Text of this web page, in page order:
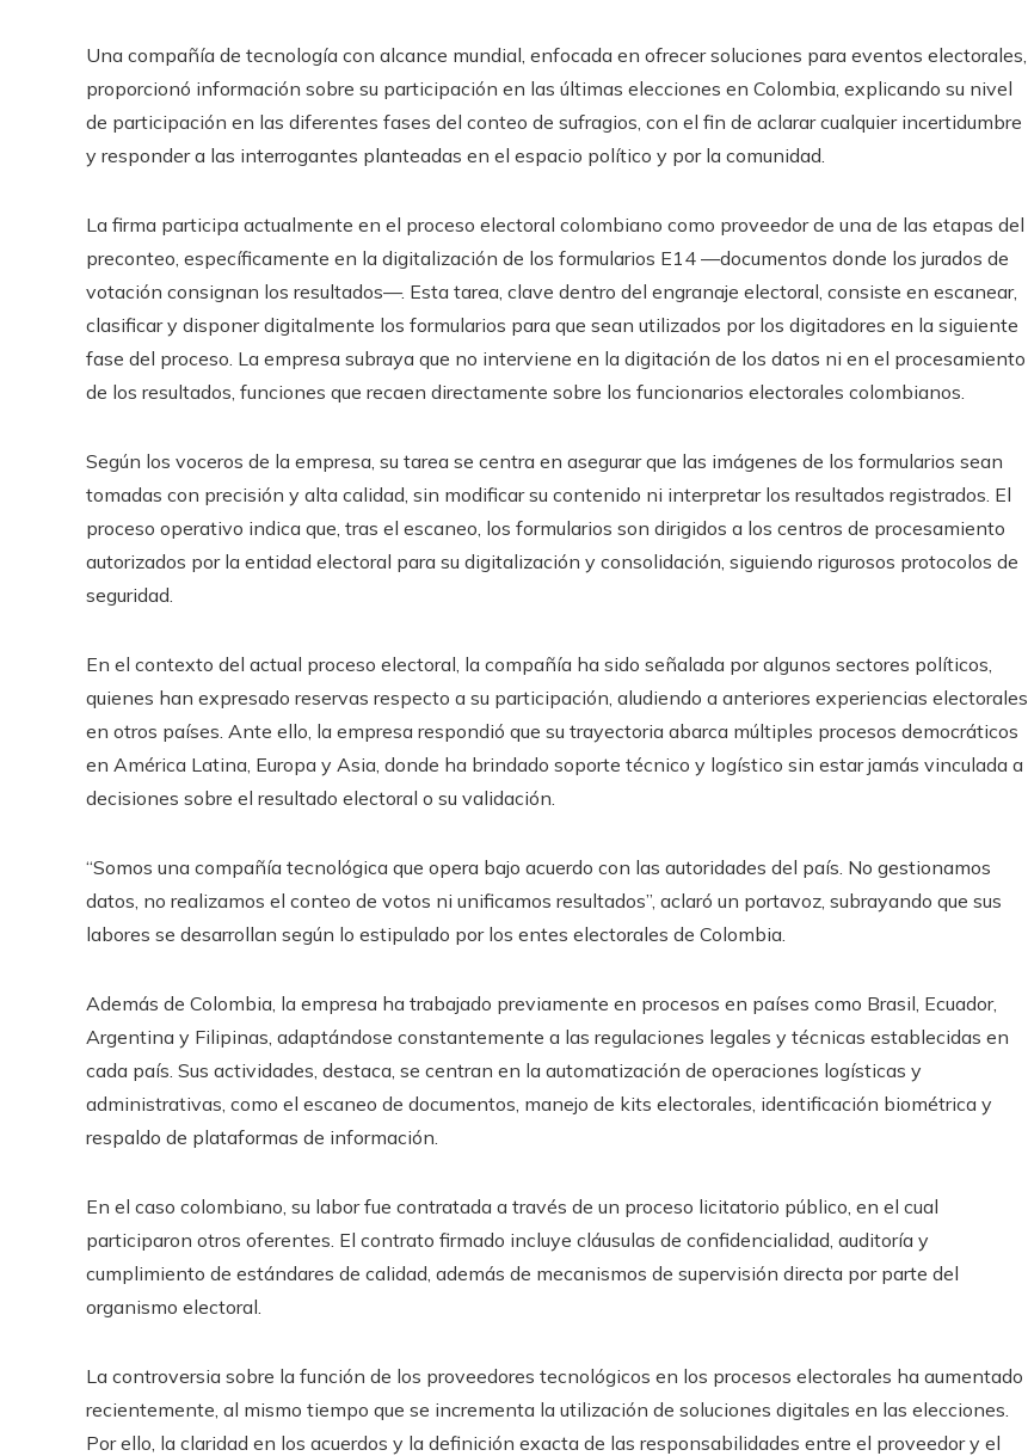
Una compañía de tecnología con alcance mundial, enfocada en ofrecer soluciones para eventos electorales,
proporcionó información sobre su participación en las últimas elecciones en Colombia, explicando su nivel
de participación en las diferentes fases del conteo de sufragios, con el fin de aclarar cualquier incertidumbre
y responder a las interrogantes planteadas en el espacio político y por la comunidad.
La firma participa actualmente en el proceso electoral colombiano como proveedor de una de las etapas del
preconteo, específicamente en la digitalización de los formularios E14 —documentos donde los jurados de
votación consignan los resultados—. Esta tarea, clave dentro del engranaje electoral, consiste en escanear,
clasificar y disponer digitalmente los formularios para que sean utilizados por los digitadores en la siguiente
fase del proceso. La empresa subraya que no interviene en la digitación de los datos ni en el procesamiento
de los resultados, funciones que recaen directamente sobre los funcionarios electorales colombianos.
Según los voceros de la empresa, su tarea se centra en asegurar que las imágenes de los formularios sean
tomadas con precisión y alta calidad, sin modificar su contenido ni interpretar los resultados registrados. El
proceso operativo indica que, tras el escaneo, los formularios son dirigidos a los centros de procesamiento
autorizados por la entidad electoral para su digitalización y consolidación, siguiendo rigurosos protocolos de
seguridad.
En el contexto del actual proceso electoral, la compañía ha sido señalada por algunos sectores políticos,
quienes han expresado reservas respecto a su participación, aludiendo a anteriores experiencias electorales
en otros países. Ante ello, la empresa respondió que su trayectoria abarca múltiples procesos democráticos
en América Latina, Europa y Asia, donde ha brindado soporte técnico y logístico sin estar jamás vinculada a
decisiones sobre el resultado electoral o su validación.
“Somos una compañía tecnológica que opera bajo acuerdo con las autoridades del país. No gestionamos
datos, no realizamos el conteo de votos ni unificamos resultados”, aclaró un portavoz, subrayando que sus
labores se desarrollan según lo estipulado por los entes electorales de Colombia.
Además de Colombia, la empresa ha trabajado previamente en procesos en países como Brasil, Ecuador,
Argentina y Filipinas, adaptándose constantemente a las regulaciones legales y técnicas establecidas en
cada país. Sus actividades, destaca, se centran en la automatización de operaciones logísticas y
administrativas, como el escaneo de documentos, manejo de kits electorales, identificación biométrica y
respaldo de plataformas de información.
En el caso colombiano, su labor fue contratada a través de un proceso licitatorio público, en el cual
participaron otros oferentes. El contrato firmado incluye cláusulas de confidencialidad, auditoría y
cumplimiento de estándares de calidad, además de mecanismos de supervisión directa por parte del
organismo electoral.
La controversia sobre la función de los proveedores tecnológicos en los procesos electorales ha aumentado
recientemente, al mismo tiempo que se incrementa la utilización de soluciones digitales en las elecciones.
Por ello, la claridad en los acuerdos y la definición exacta de las responsabilidades entre el proveedor y el